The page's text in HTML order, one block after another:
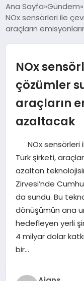
DÜNYA
MAGAZIN
SIYASET
SPOR
TEKNOLOJI
YAŞAM
Ana Sayfa Gündem
NOx sensörleri ile
araçların
NOx
çözümler
araçların
azaltacak
NOx sensörleri
Türk şirketi,
azaltan
Zirvesi’nde
da sundu. Bu
dönüşümün ana
hedefleyen yerli
4 milyar dolar
bir…